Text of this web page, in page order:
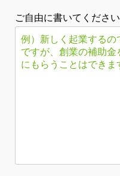
ご自由に書いてください